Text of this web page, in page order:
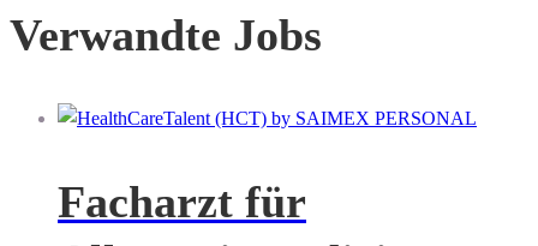
Verwandte Jobs
Facharzt für